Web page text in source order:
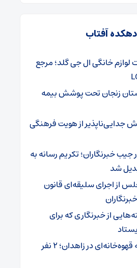
آفتاب
لوازم خانگی ال جی گلد؛ مرجع
استان زنجان تحت پوشش بیمه
جدایی‌ناپذیر از هویت فرهنگی
خبرنگاران؛ تکریم رسانه به
شد
از اجرای سلیقه‌ای قانون
از خبرنگاری که برای
حمله مسلحانه به قهوه‌خانه‌ای در زاهدان؛ 2 نفر